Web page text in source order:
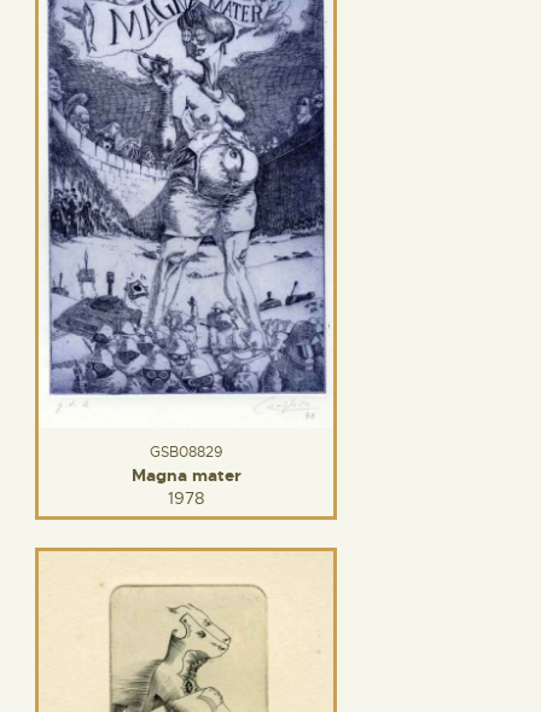
GSB08829
Magna mater
1978